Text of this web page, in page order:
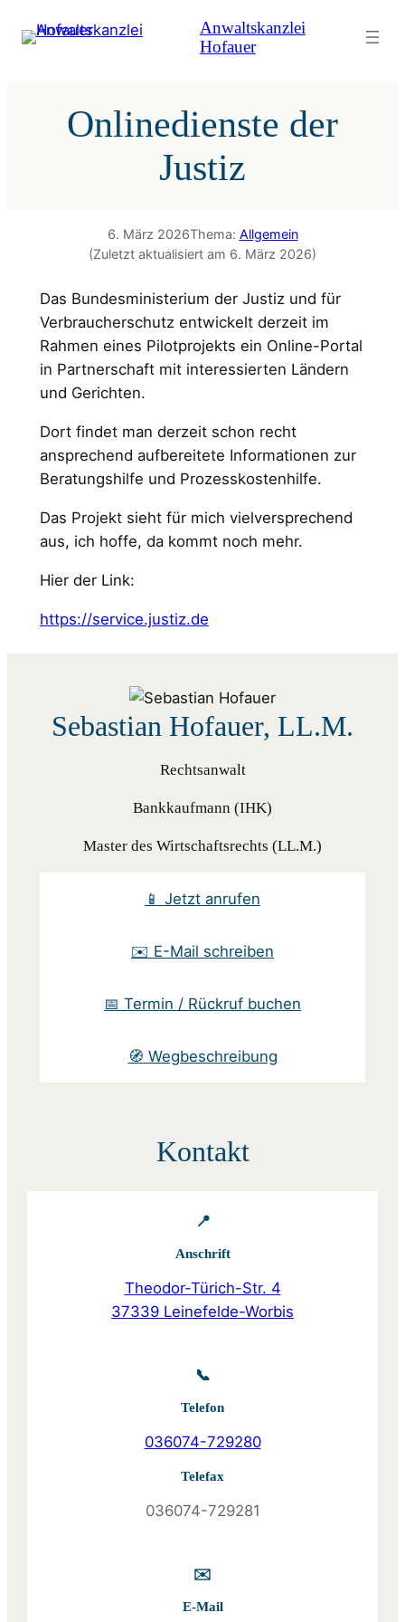
Inhalt
Anwaltskanzlei
Hofauer
Onlinedienste der
Justiz
6. März 2026Thema: Allgemein
(Zuletzt aktualisiert am 6. März 2026)
Das Bundesministerium der Justiz und für
Verbraucherschutz entwickelt derzeit im
Rahmen eines Pilotprojekts ein Online-Portal
in Partnerschaft mit interessierten Ländern
und Gerichten.
Dort findet man derzeit schon recht
ansprechend aufbereitete Informationen zur
Beratungshilfe und Prozesskostenhilfe.
Das Projekt sieht für mich vielversprechend
aus, ich hoffe, da kommt noch mehr.
Hier der Link:
https://service.justiz.de
Sebastian Hofauer, LL.M.
Rechtsanwalt
Bankkaufmann (IHK)
Master des Wirtschaftsrechts (LL.M.)
📱 Jetzt anrufen
✉️ E-Mail schreiben
📅 Termin / Rückruf buchen
🧭 Wegbeschreibung
Kontakt
📍
Anschrift
Theodor-Türich-Str. 4
37339 Leinefelde-Worbis
📞
Telefon
036074-729280
Telefax
036074-729281
✉️
E-Mail